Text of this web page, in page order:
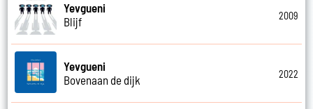
Yevgueni
Blijf
2009
Yevgueni
Bovenaan de dijk
2022